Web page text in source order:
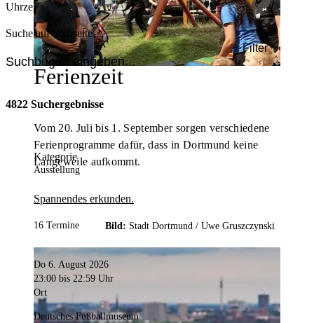
Ferienzeit
Vom 20. Juli bis 1. September sorgen verschiedene
Ferienprogramme dafür, dass in Dortmund keine
Langeweile aufkommt.
Spannendes erkunden.
Bild: Stadt Dortmund / Uwe Gruszczynski
Uhrzeit, Ort oder Art der Veranstaltung auswählen. Viel Spaß!
Suche auf Webseite
Filter
4822 Suchergebnisse
Kategorie
Ausstellung
16 Termine
Do 6. August 2026
23:00 bis 22:59 Uhr
Ort
Deutsches Fußballmuseum